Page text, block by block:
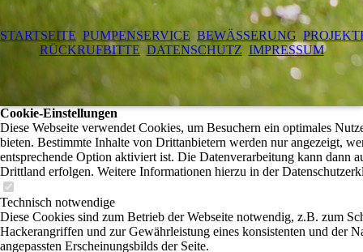
STARTSEITE PUMPENSERVICE BEWÄSSERUNG
RÜCKRUFBITTE DATENSCHUTZ IMPRESSUM
Cookie-Einstellungen
Diese Webseite verwendet Cookies, um Besuchern ein optimales
bieten. Bestimmte Inhalte von Drittanbietern werden nur angezeigt,
entsprechende Option aktiviert ist. Die Datenverarbeitung kann dann
Drittland erfolgen. Weitere Informationen hierzu in der
Technisch notwendige
Diese Cookies sind zum Betrieb der Webseite notwendig, z.B. zum
Hackerangriffen und zur Gewährleistung eines konsistenten und der
angepassten Erscheinungsbilds der Seite.